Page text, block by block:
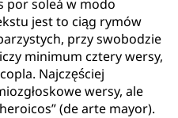
por soleá w modo
jest to ciąg rymów
przy swobodzie
minimum cztery wersy,
Najczęściej
wersy, ale
(de arte mayor).